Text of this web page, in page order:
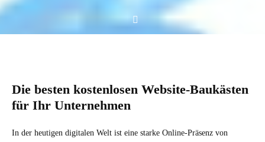
Die besten kostenlosen Website-Baukästen
für Ihr Unternehmen
In der heutigen digitalen Welt ist eine starke Online-Präsenz von